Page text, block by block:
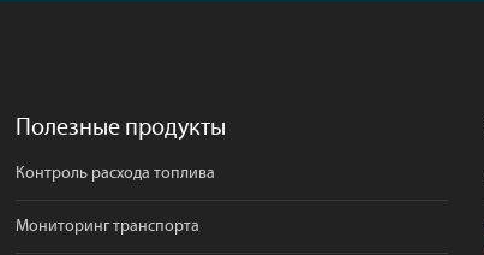
Полезные продукты
Контроль расхода топлива
Мониторинг транспорта